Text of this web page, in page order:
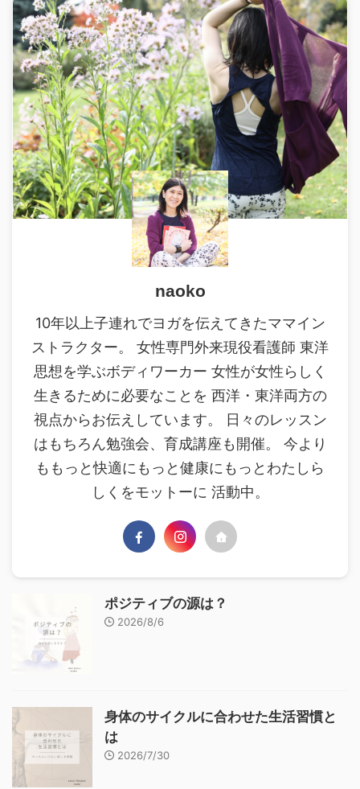
naoko
10年以上子連れでヨガを伝えてきたママイン
ストラクター。 女性専門外来現役看護師 東洋
思想を学ぶボディワーカー 女性が女性らしく
生きるために必要なことを 西洋・東洋両方の
視点からお伝えしています。 日々のレッスン
はもちろん勉強会、育成講座も開催。 今より
ももっと快適にもっと健康にもっとわたしら
しくをモットーに 活動中。
ポジティブの源は？
2026/8/6
身体のサイクルに合わせた生活習慣と
は
2026/7/30